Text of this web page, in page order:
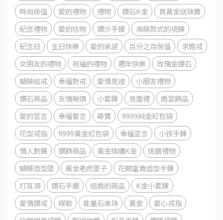
時尚保值
愛的禮物 禮物 鑽石K金
買黃金送珠寶
紀念禮物
愛的信物 鑽沙手鐲
海豚款式的項鍊
紀念日
生日快樂 愛的承諾 百分之百保值
求婚戒
女朋友的禮物
祝福的禮物 週年快樂
玫瑰金鑽石
蝴蝶結戒
幸福對戒 愛情見證
小朋友禮物
鑽石商品
友情無價 小套鍊 見面禮
婚宴飾品
愛的宣言
幸福誓言 尋寶
9999純金紅包袋
花型戒指
9999黃金紅包袋 幸福宣言
小孩手鍊
情人對鍊
鑽飾商品 黃金換購K金
挑選禮物
蝴蝶造型墜
黃金老虎墜子
花開富貴造型手鍊
打耳洞
鑽石手鐲 結婚的商品
K金小套鍊
愛情鑽戒
嫁妝 能量石串珠 黃金
愛心戒指